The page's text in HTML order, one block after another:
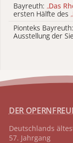
Bayreuth: „Das
ersten Hälfte des „
Pionteks Bayreuth:
Ausstellung der
DER
Deutschlands
57. Jahrgang